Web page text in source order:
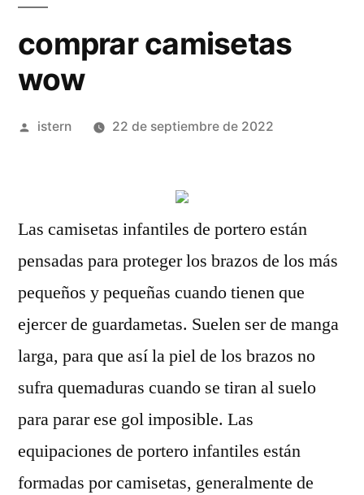
comprar camisetas
wow
Publicado
istern 22 de septiembre de 2022
Las camisetas infantiles de portero están
pensadas para proteger los brazos de los más
pequeños y pequeñas cuando tienen que
ejercer de guardametas. Suelen ser de manga
larga, para que así la piel de los brazos no
sufra quemaduras cuando se tiran al suelo
para parar ese gol imposible. Las
equipaciones de portero infantiles están
formadas por camisetas, generalmente de